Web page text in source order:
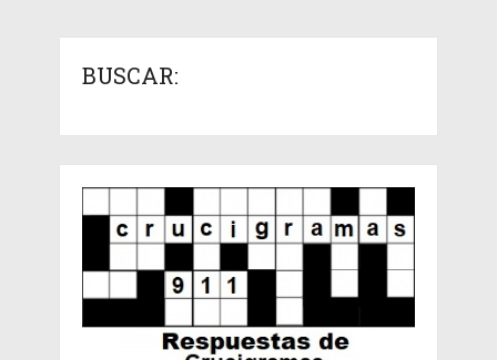
BUSCAR: